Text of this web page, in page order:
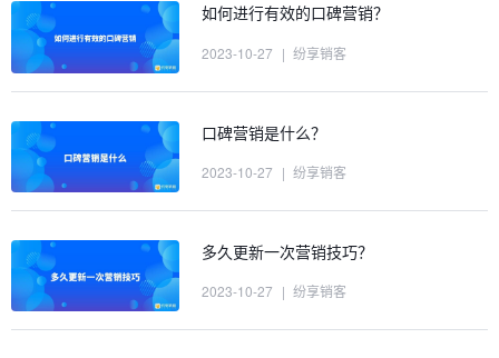
如何进行有效的口碑营销？
2023-10-27 | 纷享销客
口碑营销是什么？
2023-10-27 | 纷享销客
多久更新一次营销技巧？
2023-10-27 | 纷享销客